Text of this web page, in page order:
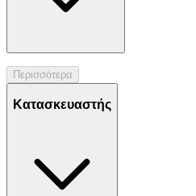
Περισσότερα
Κατασκευαστής